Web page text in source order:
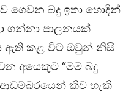
ගෙවන බදු ඉතා හොදින්
ගන්නා පාලනයක්
ඇති කළ විට ඔවුන් නිසි
අයෙකුට “මම බදු
ආඩම්බරයෙන් කිව හැකි